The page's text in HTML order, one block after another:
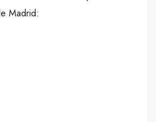
Madrid: